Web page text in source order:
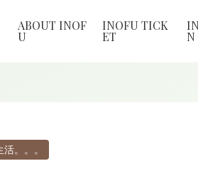
ABOUT INOF
U
INOFU TICK
ET N
。。。